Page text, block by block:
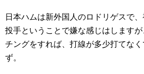
日本ハムは新外国人のロドリゲスで
投手ということで嫌な感じはします
チングをすれば、打線が多少打てな
ず。